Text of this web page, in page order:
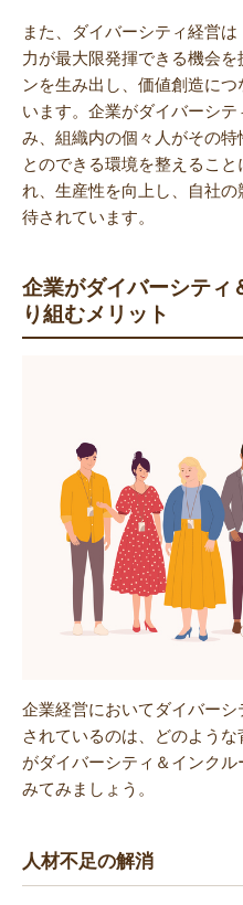
また、ダイバーシティ経営
力が最大限発揮できる機会
ンを生み出し、価値創造に
います。企業がダイバーシ
み、組織内の個々人がその
とのできる環境を整えるこ
れ、生産性を向上し、自社
待されています。
企業がダイバーシティ
り組むメリット
企業経営においてダイバー
されているのは、どのよう
がダイバーシティ＆インク
みてみましょう。
人材不足の解消